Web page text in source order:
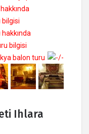
Ihlara